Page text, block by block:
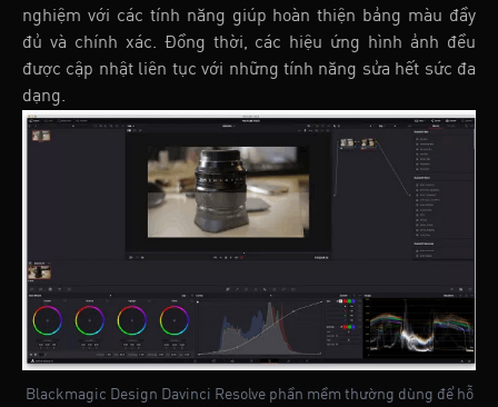
nghiệm với các tính năng giúp hoàn thiện bảng màu đầy
đủ và chính xác. Đồng thời, các hiệu ứng hình ảnh đều
được cập nhật liên tục với những tính năng sửa hết sức đa
dạng.
Blackmagic Design Davinci Resolve phần mềm thường dùng để hỗ